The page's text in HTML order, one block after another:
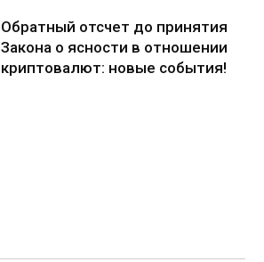
Обратный отсчет до принятия
Закона о ясности в отношении
криптовалют: новые события!